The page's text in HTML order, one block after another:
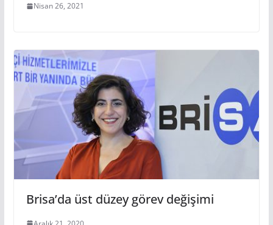
Nisan 26, 2021
Brisa’da üst düzey görev değişimi